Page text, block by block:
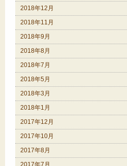
2018年12月
2018年11月
2018年9月
2018年8月
2018年7月
2018年5月
2018年3月
2018年1月
2017年12月
2017年10月
2017年8月
2017年7月